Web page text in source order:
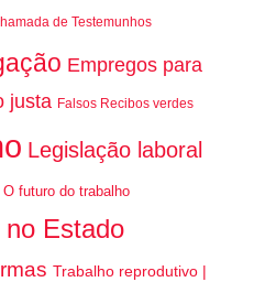
de Testemunhos
Empregos para
justa Falsos Recibos verdes
Legislação laboral
O futuro do trabalho
no Estado
Trabalho reprodutivo |